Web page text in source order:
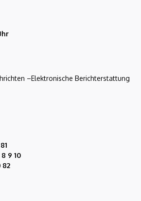
–Elektronische Berichterstattung
9 10
82